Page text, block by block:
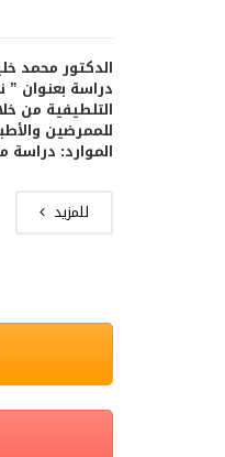
الدكتور محمد
دراسة بعنوان ”
التلطيفية من
للممرضين
الموارد: دراسة
للمزيد